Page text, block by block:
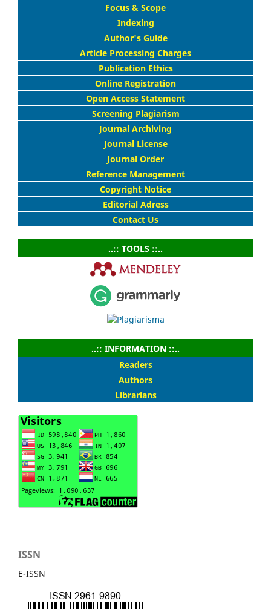
Focus & Scope
Indexing
Author's Guide
Article Processing Charges
Publication Ethics
Online Registration
Open Access Statement
Screening Plagiarism
Journal Archiving
Journal License
Journal Order
Reference Management
Copyright Notice
Editorial Adress
Contact Us
..:: TOOLS ::..
..:: INFORMATION ::..
Readers
Authors
Librarians
ISSN
E-ISSN